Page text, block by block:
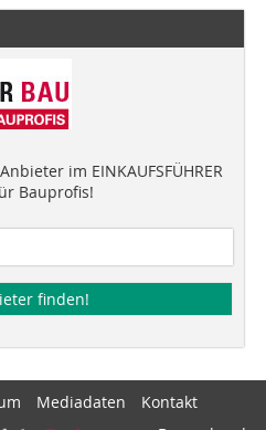
im EINKAUFSFÜHRER
Bauprofis!
finden!
Mediadaten
Kontakt